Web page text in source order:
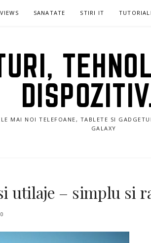
SANATATE STIRI IT
MAI NOI TELEFOANE, TABLETE SI
GALAXY
utilaje – simplu si
0